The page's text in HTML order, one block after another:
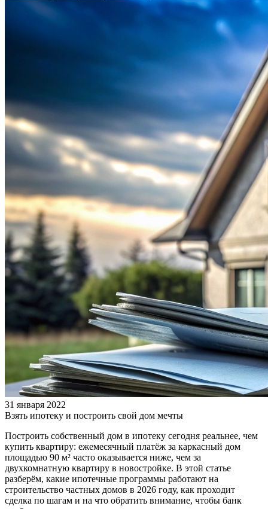
31 января 2022
Взять ипотеку и построить свой дом мечты
Построить собственный дом в ипотеку сегодня реальнее, чем
купить квартиру: ежемесячный платёж за каркасный дом
площадью 90 м² часто оказывается ниже, чем за
двухкомнатную квартиру в новостройке. В этой статье
разберём, какие ипотечные программы работают на
строительство частных домов в 2026 году, как проходит
сделка по шагам и на что обратить внимание, чтобы банк